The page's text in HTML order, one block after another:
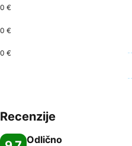
0 €
0 €
0 €
Recenzije
Odlično